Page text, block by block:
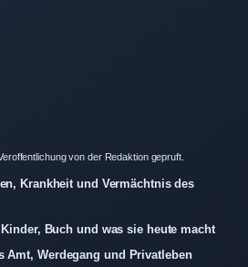
von der Redaktion gepruft.
Krankheit und Vermächtnis des
Buch und was sie heute macht
Amt, Werdegang und Privatleben